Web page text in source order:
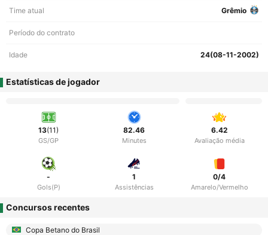
Time atual Grêmio
Período do contrato
Idade 24(08-11-2002)
Estatísticas de jogador
13(11)
GS/GP
82.46
Minutes
6.42
Avaliação média
-
Gols(P)
1
Assistências
0/4
Amarelo/Vermelho
Concursos recentes
Copa Betano do Brasil